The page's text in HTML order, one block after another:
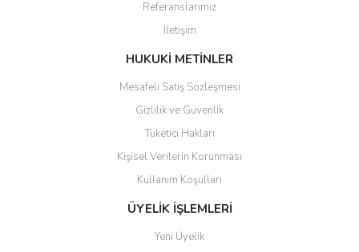
Ürün bilgilerinde hatalar bulunuyor.
Ürün fiyatı diğer sitelerden daha pahalı.
Bu ürüne benzer farklı alternatifler olmalı.
Gönder
Referanslarımız
İletişim
HUKUKİ METİNLER
Mesafeli Satış Sözleşmesi
Gizlilik ve Güvenlik
Tüketici Hakları
Kişisel Verilerin Korunması
Kullanım Koşulları
ÜYELİK İŞLEMLERİ
Yeni Üyelik